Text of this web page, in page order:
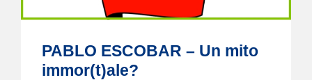
PABLO ESCOBAR – Un mito
immor(t)ale?